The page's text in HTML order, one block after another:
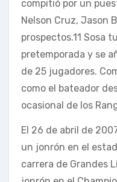
compitió por un
Nelson Cruz, Jason
prospectos.11 Sosa
pretemporada y se
de 25 jugadores.
como el bateador
ocasional de los
El 26 de abril de
un jonrón en el
carrera de Grandes